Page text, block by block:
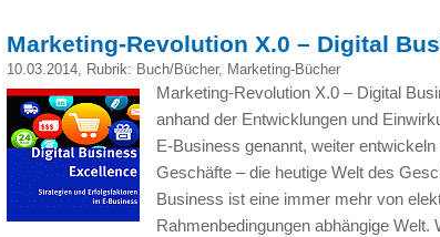
Marketing-Revolution X.0 – Digital
10.03.2014, Rubrik: Buch/Bücher, Marketing-Bücher
Marketing-Revolution X.0 – Digital
anhand der Entwicklungen und
E-Business genannt, weiter
Geschäfte – die heutige Welt des
Business ist eine immer mehr von
Rahmenbedingungen abhängige